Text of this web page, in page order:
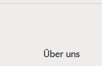
Senden Sie uns
Über uns